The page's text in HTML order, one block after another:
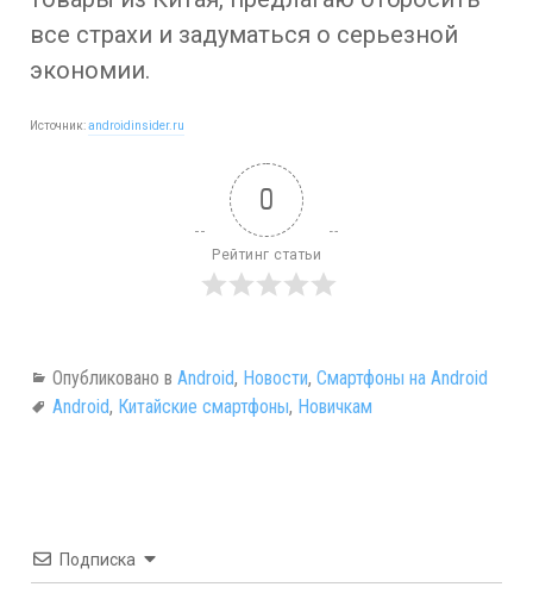
все страхи и задуматься о серьезной
экономии.
Источник:androidinsider.ru
0
Рейтинг статьи
Опубликовано в Android, Новости, Смартфоны на Android
Android, Китайские смартфоны, Новичкам
Подписка